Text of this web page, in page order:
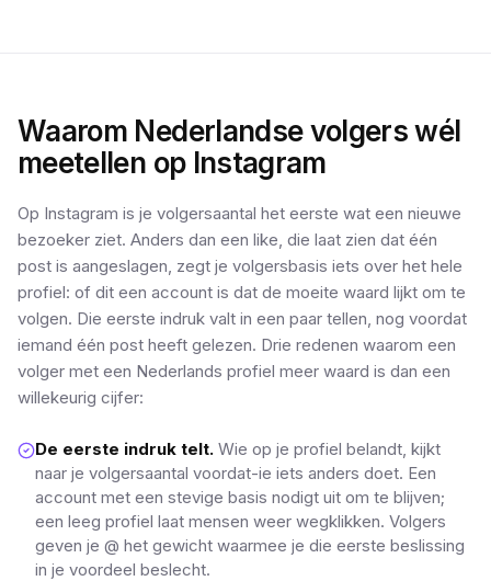
Waarom Nederlandse volgers wél
meetellen op Instagram
Op Instagram is je volgersaantal het eerste wat een nieuwe
bezoeker ziet. Anders dan een like, die laat zien dat één
post is aangeslagen, zegt je volgersbasis iets over het hele
profiel: of dit een account is dat de moeite waard lijkt om te
volgen. Die eerste indruk valt in een paar tellen, nog voordat
iemand één post heeft gelezen. Drie redenen waarom een
volger met een Nederlands profiel meer waard is dan een
willekeurig cijfer:
De eerste indruk telt. Wie op je profiel belandt, kijkt
naar je volgersaantal voordat-ie iets anders doet. Een
account met een stevige basis nodigt uit om te blijven;
een leeg profiel laat mensen weer wegklikken. Volgers
geven je @ het gewicht waarmee je die eerste beslissing
in je voordeel beslecht.